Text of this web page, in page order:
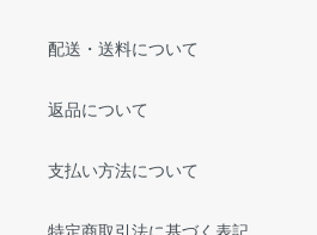
配送・送料について
返品について
支払い方法について
特定商取引法に基づく表記